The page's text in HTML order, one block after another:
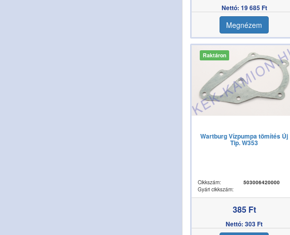
Nettó: 19 685 Ft
Megnézem
Raktáron
Wartburg Vízpumpa tömítés Új
Tip. W353
Cikkszám:
503006420000
Gyári cikkszám:
385 Ft
Nettó: 303 Ft